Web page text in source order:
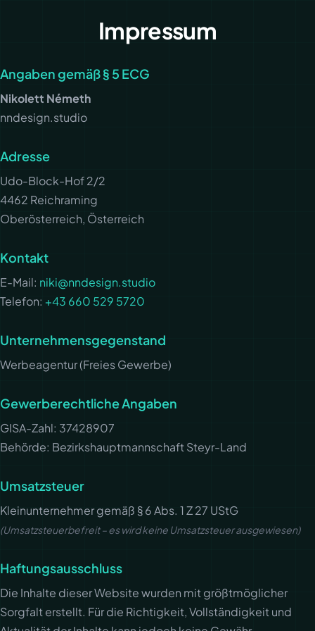
Impressum
Angaben gemäß § 5 ECG
Nikolett Németh
nndesign.studio
Adresse
Udo-Block-Hof 2/2
4462 Reichraming
Oberösterreich, Österreich
Kontakt
E-Mail: niki@nndesign.studio
Telefon: +43 660 529 5720
Unternehmensgegenstand
Werbeagentur (Freies Gewerbe)
Gewerberechtliche Angaben
GISA-Zahl: 37428907
Behörde: Bezirkshauptmannschaft Steyr-Land
Umsatzsteuer
Kleinunternehmer gemäß § 6 Abs. 1 Z 27 UStG
(Umsatzsteuerbefreit – es wird keine Umsatzsteuer ausgewiesen)
Haftungsausschluss
Die Inhalte dieser Website wurden mit größtmöglicher
Sorgfalt erstellt. Für die Richtigkeit, Vollständigkeit und